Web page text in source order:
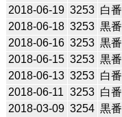
2018-06-19 3253 白番
2018-06-18 3253 黒番
2018-06-16 3253 黒番
2018-06-15 3253 黒番
2018-06-13 3253 白番
2018-06-11 3253 白番
2018-03-09 3254 黒番